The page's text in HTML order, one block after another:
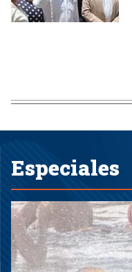
Especiales